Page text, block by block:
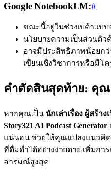
Google NotebookLM:#
ขณะนี้อยู่ในช่วงเบต้าแบบ
นโยบายความเป็นส่วนตัว
อาจมีประสิทธิภาพน้อยกว่
เขียนเชิงวิชาการหรือมีโค
คำตัดสินสุดท้าย: คุณ
หากคุณเป็น นักเล่าเรื่อง ผู้สร้า
Story321 AI Podcast Generator
แน่นอน ช่วยให้คุณแปลงแนวคิ
ที่ดื่มด่ำได้อย่างง่ายดาย เพิ่มกา
อารมณ์สูงสุด